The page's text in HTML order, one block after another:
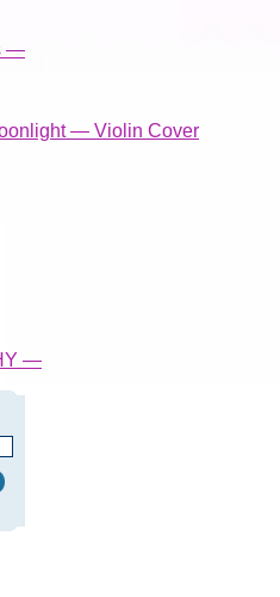
—
— Violin Cover
—